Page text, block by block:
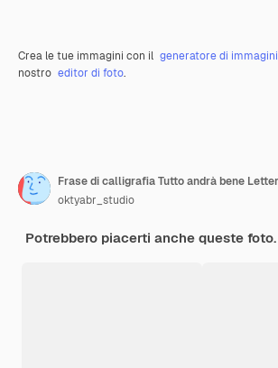
Crea le tue immagini con il generatore di immagini
nostro editor di foto.
oktyabr_studio
Potrebbero piacerti anche queste foto.